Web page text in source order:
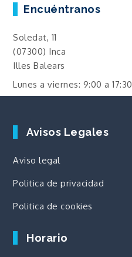
Encuéntranos
Soledat, 11
(07300) Inca
Illes Balears
Lunes a viernes: 9:00 a 17:30
Avisos Legales
Aviso legal
Politica de privacidad
Politica de cookies
Horario